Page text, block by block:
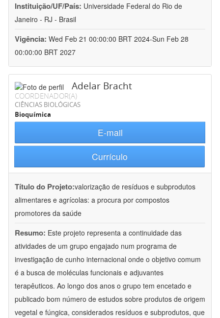
Instituição/UF/País: Universidade Federal do Rio de
Janeiro - RJ - Brasil
Vigência: Wed Feb 21 00:00:00 BRT 2024-Sun Feb 28
00:00:00 BRT 2027
Adelar Bracht
COORDENADOR(A)
CIÊNCIAS BIOLÓGICAS
Bioquímica
E-mail
Currículo
Título do Projeto:valorização de resíduos e subprodutos
alimentares e agrícolas: a procura por compostos
promotores da saúde
Resumo: Este projeto representa a continuidade das
atividades de um grupo engajado num programa de
investigação de cunho internacional onde o objetivo comum
é a busca de moléculas funcionais e adjuvantes
terapêuticos. Ao longo dos anos o grupo tem encetado e
publicado bom número de estudos sobre produtos de origem
vegetal e fúngica, considerados resíduos e subprodutos, que